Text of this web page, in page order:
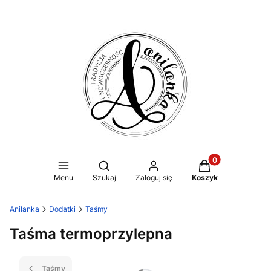
Menu
Otwórz wyszukiwarkę
Szukaj Zaloguj się
Produkty w
Koszyk
Anilanka Dodatki Taśmy
Taśma termoprzylepna
Taśmy